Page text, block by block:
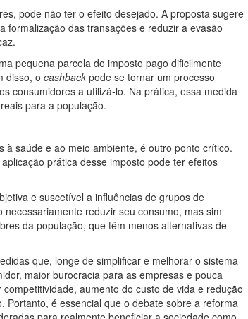
pode não ter o efeito desejado. A proposta sugere
formalização das transações e reduzir a evasão
pequena parcela do imposto pago dificilmente
disso, o cashback pode se tornar um processo
consumidores a utilizá-lo. Na prática, essa medida
para a população.
à saúde e ao meio ambiente, é outro ponto crítico.
prática desse imposto pode ter efeitos
e suscetível a influências de grupos de
reduzir seu consumo, mas sim
da população, que têm menos alternativas de
que, longe de simplificar e melhorar o sistema
maior burocracia para as empresas e pouca
aumento do custo de vida e redução
Portanto, é essencial que o debate sobre a reforma